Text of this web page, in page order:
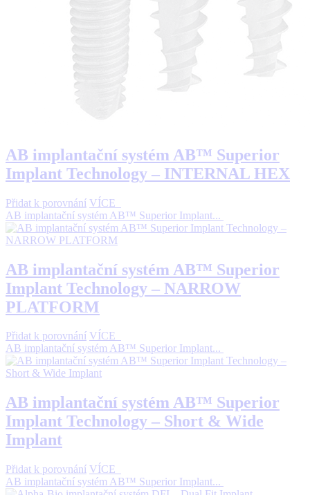
AB implantační systém AB™ Superior
Implant Technology – INTERNAL HEX
Přidat k porovnání VÍCE
AB implantační systém AB™ Superior Implant...
AB implantační systém AB™ Superior
Implant Technology – NARROW
PLATFORM
Přidat k porovnání VÍCE
AB implantační systém AB™ Superior Implant...
AB implantační systém AB™ Superior
Implant Technology – Short & Wide
Implant
Přidat k porovnání VÍCE
AB implantační systém AB™ Superior Implant...